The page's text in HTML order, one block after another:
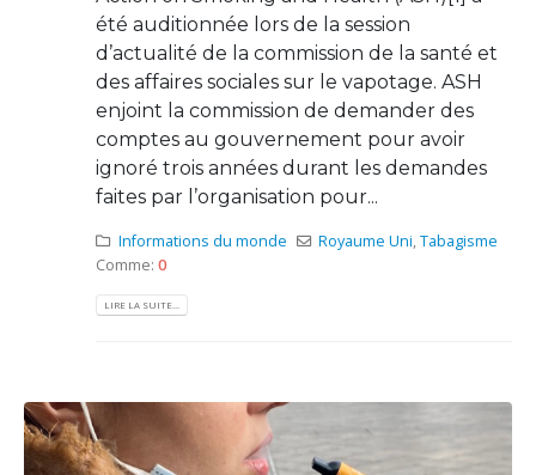
été auditionnée lors de la session
d’actualité de la commission de la santé et
des affaires sociales sur le vapotage. ASH
enjoint la commission de demander des
comptes au gouvernement pour avoir
ignoré trois années durant les demandes
faites par l’organisation pour...
Informations du monde Royaume Uni,Tabagisme
Comme: 0
LIRE LA SUITE...